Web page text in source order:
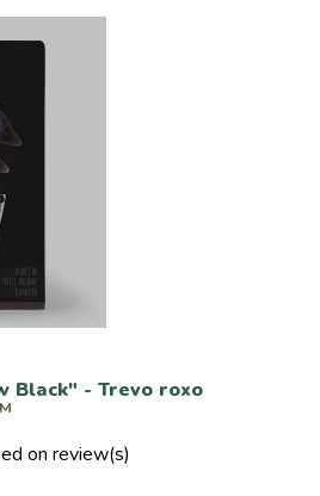
Black" - Trevo roxo
on review(s)